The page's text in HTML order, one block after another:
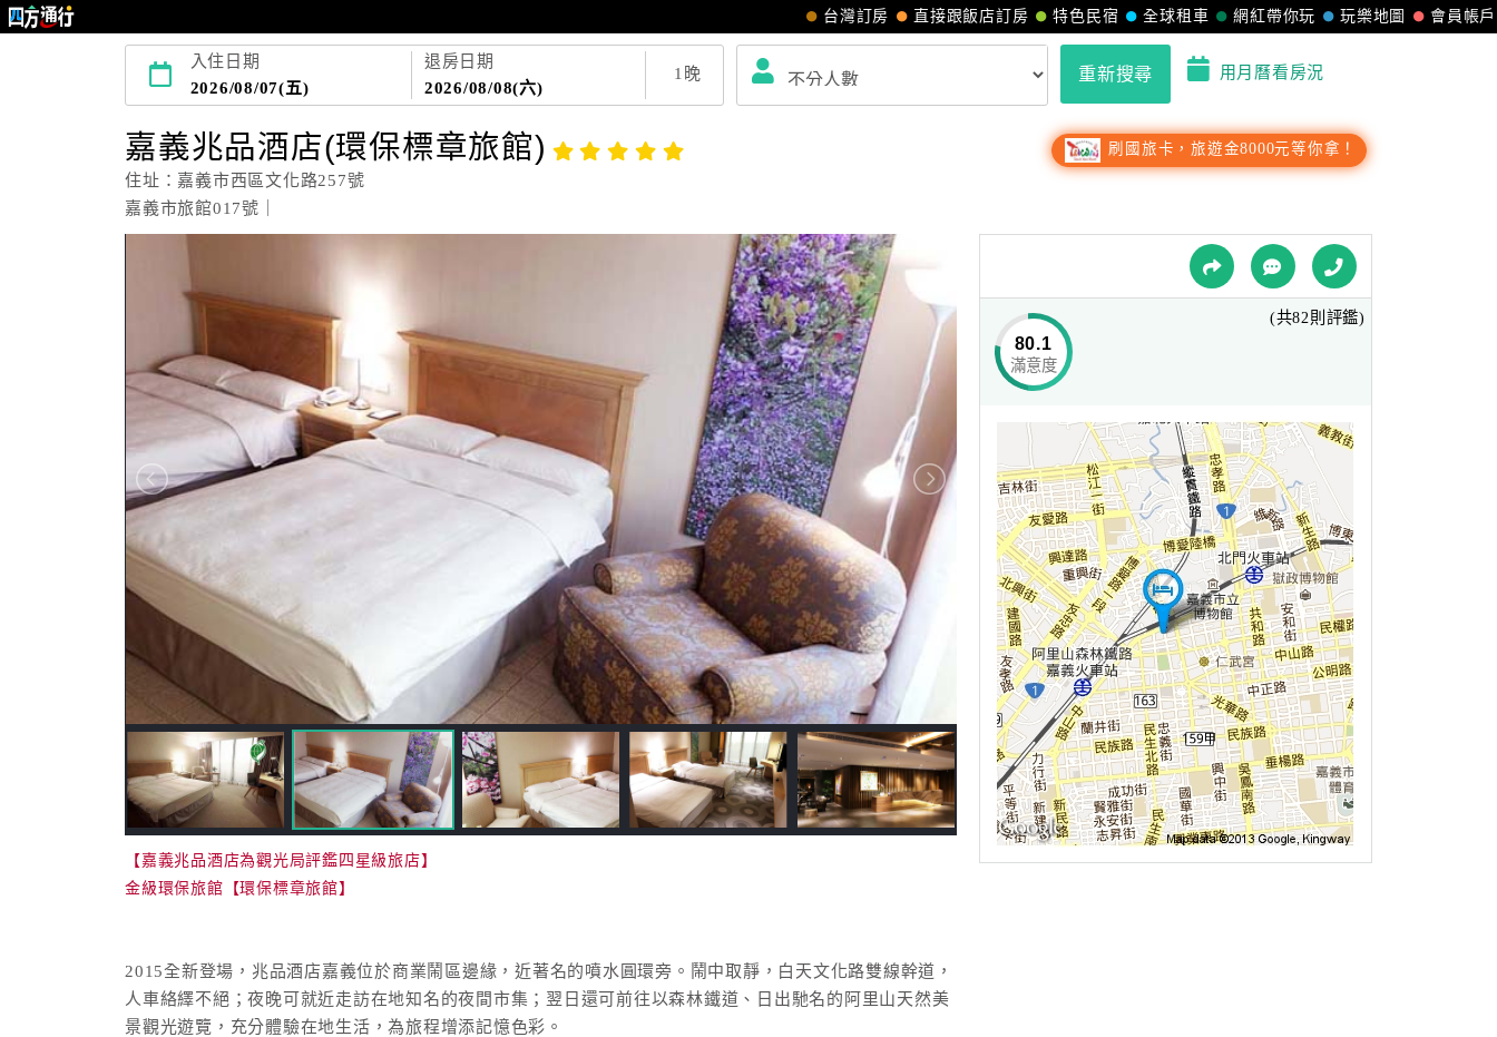
會員帳戶
玩樂地圖
網紅帶你玩
全球租車
特色民宿
直接跟飯店訂房
台灣訂房
入住日期
2026/08/07(五)
退房日期
2026/08/08(六)
1 晚 重新搜尋 用月曆看房況
嘉義兆品酒店(環保標章旅館)
住址：嘉義市西區文化路257號
嘉義市旅館017號｜
刷國旅卡，旅遊金8000元等你拿！
【嘉義兆品酒店為觀光局評鑑四星級旅店】
金級環保旅館【環保標章旅館】
2015全新登場，兆品酒店嘉義位於商業鬧區邊緣，近著名的噴水圓環旁。鬧中取靜，白天文化路雙線幹道，
人車絡繹不絕；夜晚可就近走訪在地知名的夜間市集；翌日還可前往以森林鐵道、日出馳名的阿里山天然美
景觀光遊覽，充分體驗在地生活，為旅程增添記憶色彩。
80.1
滿意度
(共82則評鑑)